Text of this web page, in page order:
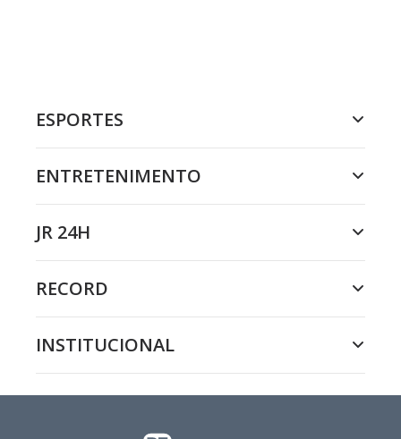
ESPORTES
ENTRETENIMENTO
JR 24H
RECORD
INSTITUCIONAL